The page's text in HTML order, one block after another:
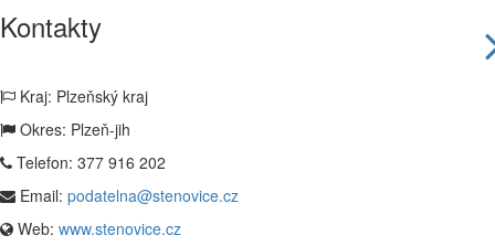
Kontakty
Kraj: Plzeňský kraj
Okres: Plzeň-jih
Telefon: 377 916 202
Email: podatelna@stenovice.cz
Web: www.stenovice.cz